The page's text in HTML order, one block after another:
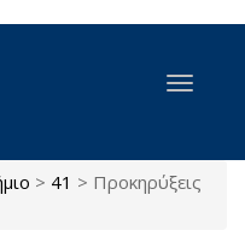
Toggle
> 41 > Προκηρύξεις